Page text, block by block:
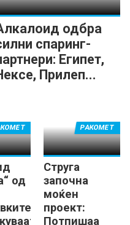
одбра
спаринг-
Египет,
Прилеп...
од
Струга
започна
моќен
проект:
Потпишаа
РАКОМЕТ